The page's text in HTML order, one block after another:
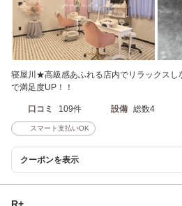
寝屋川★高級感あふれる店内でリラックスし
で満足度UP！！
口コミ 109件 設備 総数4
スマート支払いOK
クーポンを表示
R+